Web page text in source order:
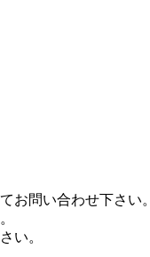
お問い合わせ下さい。
い。